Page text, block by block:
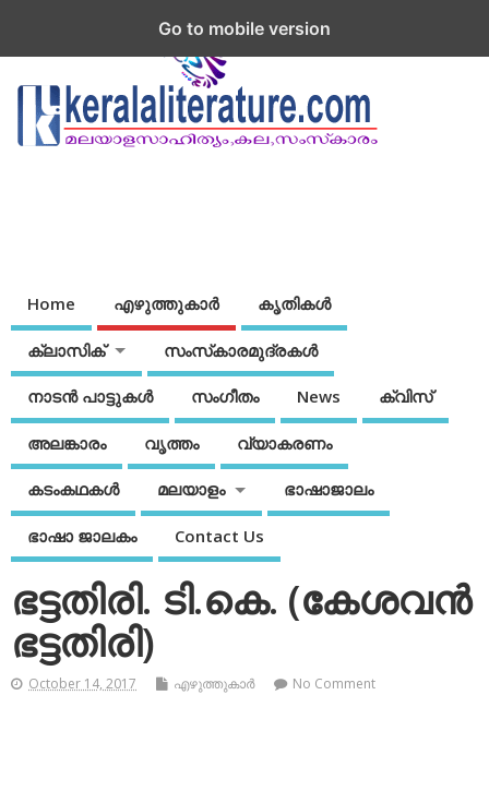
Home എഴുത്തുകാര്‍ കൃതികൾ
ക്ലാസിക് സംസ്‌കാരമുദ്രകള്‍
നാടന്‍ പാട്ടുകള്‍ സംഗീതം News ക്വിസ്
അലങ്കാരം വൃത്തം വ്യാകരണം
കടംകഥകള്‍ മലയാളം ഭാഷാജാലം
ഭാഷാ ജാലകം Contact Us
ഭട്ടതിരി. ടി.കെ. (കേശവന്‍
ഭട്ടതിരി)
October 14, 2017 എഴുത്തുകാര്‍ No Comment
Go to mobile version